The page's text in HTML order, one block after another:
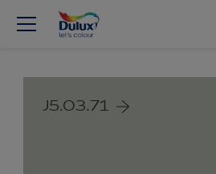
J5.03.71